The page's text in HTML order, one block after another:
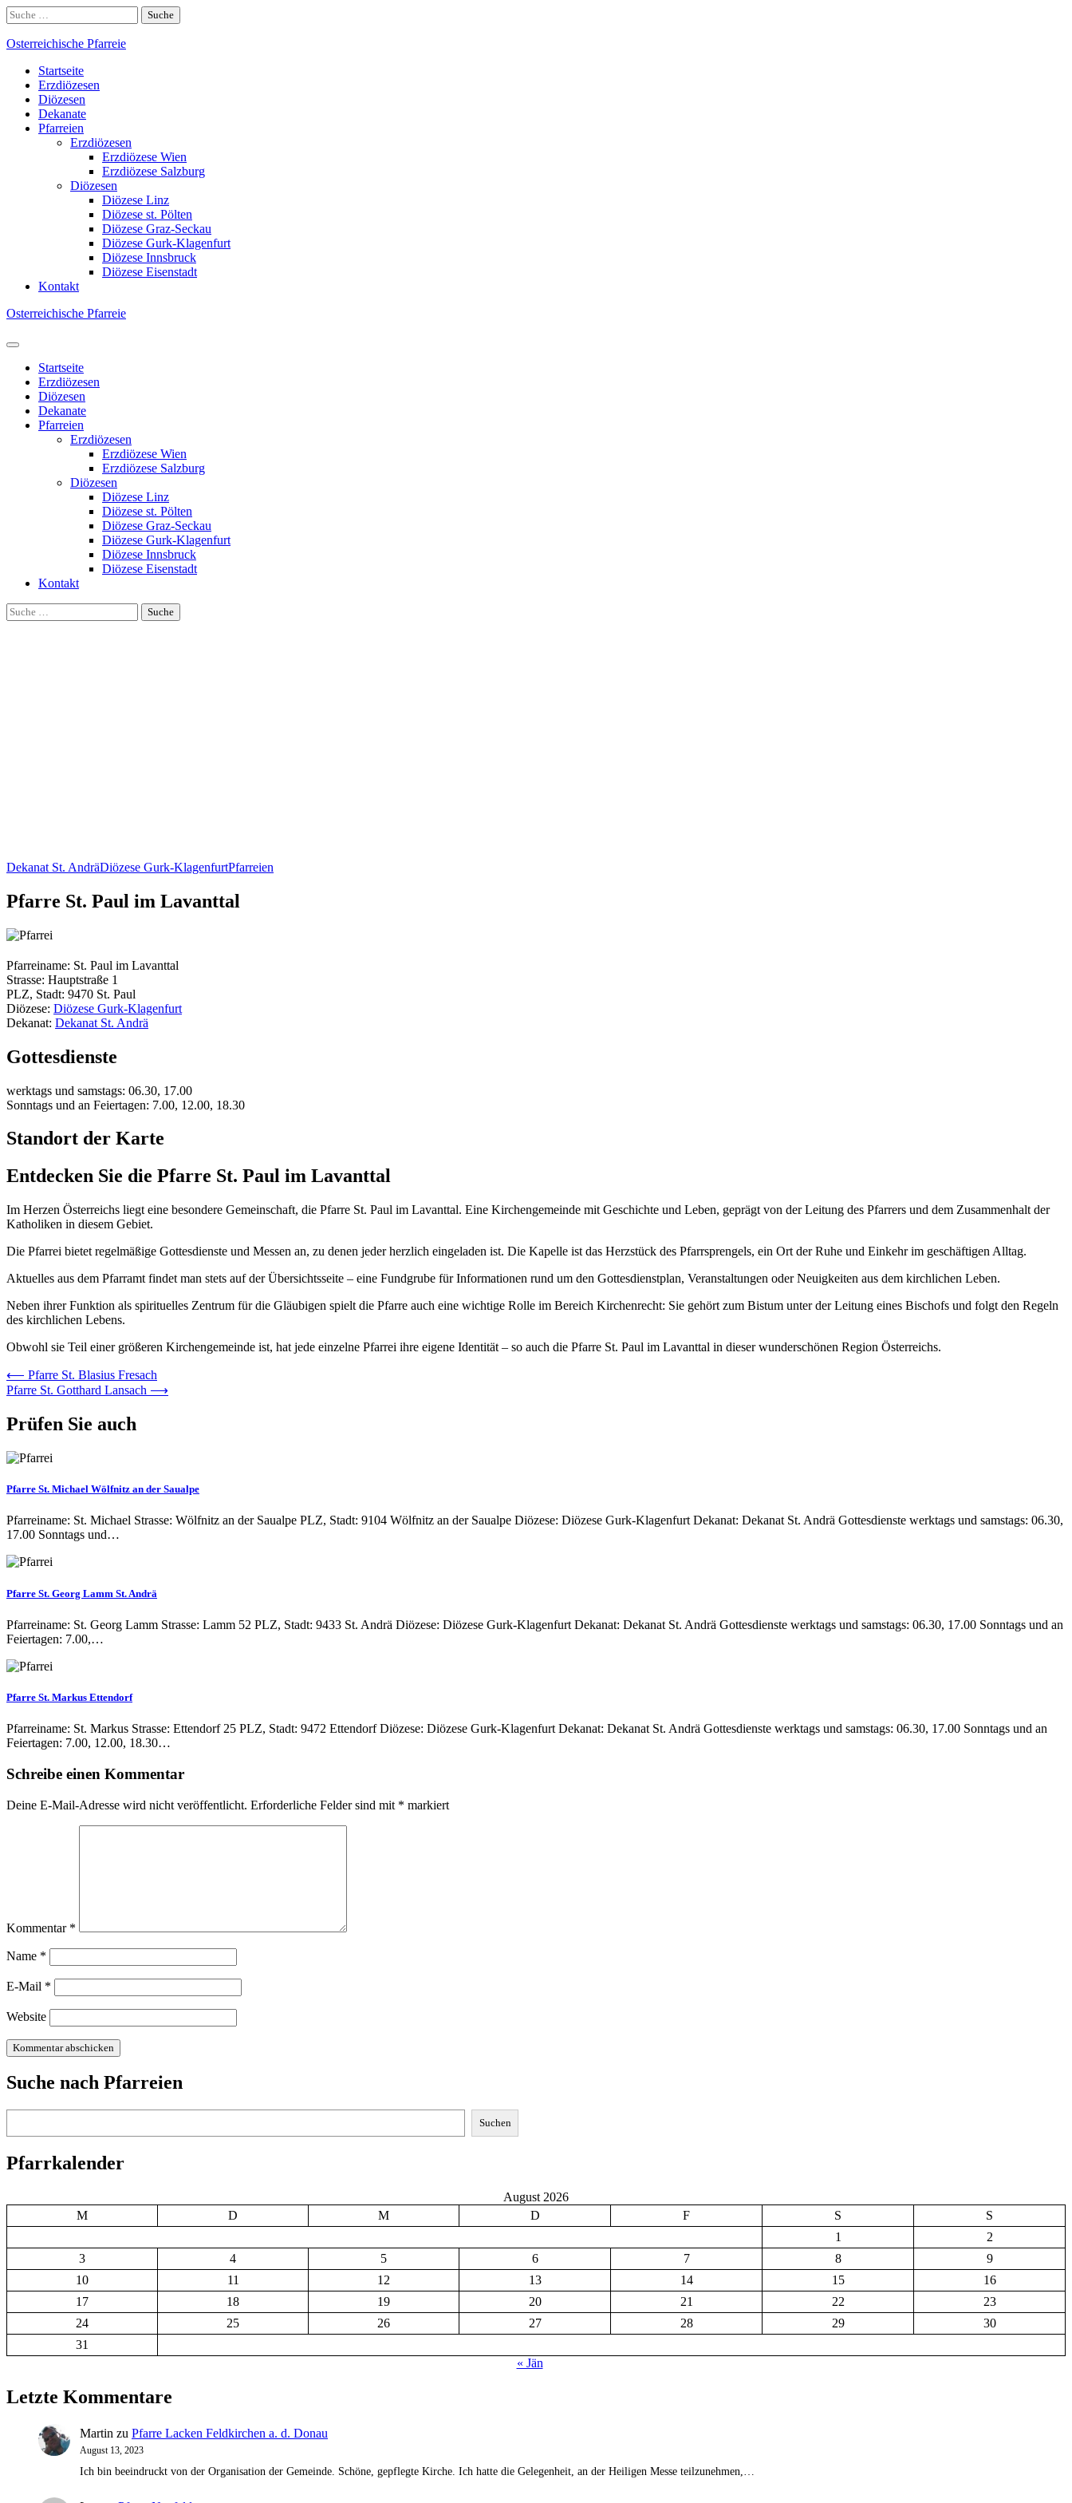
Skip
to
content
Suche
nach:
Osterreichische Pfarreie
Startseite
Erzdiözesen
Diözesen
Dekanate
Pfarreien
Erzdiözesen
Erzdiözese Wien
Erzdiözese Salzburg
Diözesen
Diözese Linz
Diözese st. Pölten
Diözese Graz-Seckau
Diözese Gurk-Klagenfurt
Diözese Innsbruck
Diözese Eisenstadt
Kontakt
Osterreichische Pfarreie
Startseite
Erzdiözesen
Diözesen
Dekanate
Pfarreien
Erzdiözesen
Erzdiözese Wien
Erzdiözese Salzburg
Diözesen
Diözese Linz
Diözese st. Pölten
Diözese Graz-Seckau
Diözese Gurk-Klagenfurt
Diözese Innsbruck
Diözese Eisenstadt
Kontakt
Suche
nach:
Dekanat St. AndräDiözese Gurk-KlagenfurtPfarreien
Pfarre St. Paul im Lavanttal
Pfarreiname: St. Paul im Lavanttal
Strasse: Hauptstraße 1
PLZ, Stadt: 9470 St. Paul
Diözese: Diözese Gurk-Klagenfurt
Dekanat: Dekanat St. Andrä
Gottesdienste
werktags und samstags: 06.30, 17.00
Sonntags und an Feiertagen: 7.00, 12.00, 18.30
Standort der Karte
Entdecken Sie die Pfarre St. Paul im Lavanttal
Im Herzen Österreichs liegt eine besondere Gemeinschaft, die Pfarre St. Paul im Lavanttal. Eine Kirchengemeinde mit Geschichte und Leben, geprägt von der Leitung des Pfarrers und dem Zusammenhalt der
Katholiken in diesem Gebiet.
Die Pfarrei bietet regelmäßige Gottesdienste und Messen an, zu denen jeder herzlich eingeladen ist. Die Kapelle ist das Herzstück des Pfarrsprengels, ein Ort der Ruhe und Einkehr im geschäftigen Alltag.
Aktuelles aus dem Pfarramt findet man stets auf der Übersichtsseite – eine Fundgrube für Informationen rund um den Gottesdienstplan, Veranstaltungen oder Neuigkeiten aus dem kirchlichen Leben.
Neben ihrer Funktion als spirituelles Zentrum für die Gläubigen spielt die Pfarre auch eine wichtige Rolle im Bereich Kirchenrecht: Sie gehört zum Bistum unter der Leitung eines Bischofs und folgt den Regeln
des kirchlichen Lebens.
Obwohl sie Teil einer größeren Kirchengemeinde ist, hat jede einzelne Pfarrei ihre eigene Identität – so auch die Pfarre St. Paul im Lavanttal in dieser wunderschönen Region Österreichs.
Beitrags-
Navigation
⟵ Pfarre St. Blasius Fresach
Pfarre St. Gotthard Lansach ⟶
Prüfen Sie auch
Pfarre St. Michael Wölfnitz an der Saualpe
Pfarreiname: St. Michael Strasse: Wölfnitz an der Saualpe PLZ, Stadt: 9104 Wölfnitz an der Saualpe Diözese: Diözese Gurk-Klagenfurt Dekanat: Dekanat St. Andrä Gottesdienste werktags und samstags: 06.30,
17.00 Sonntags und…
Pfarre St. Georg Lamm St. Andrä
Pfarreiname: St. Georg Lamm Strasse: Lamm 52 PLZ, Stadt: 9433 St. Andrä Diözese: Diözese Gurk-Klagenfurt Dekanat: Dekanat St. Andrä Gottesdienste werktags und samstags: 06.30, 17.00 Sonntags und an
Feiertagen: 7.00,…
Pfarre St. Markus Ettendorf
Pfarreiname: St. Markus Strasse: Ettendorf 25 PLZ, Stadt: 9472 Ettendorf Diözese: Diözese Gurk-Klagenfurt Dekanat: Dekanat St. Andrä Gottesdienste werktags und samstags: 06.30, 17.00 Sonntags und an
Feiertagen: 7.00, 12.00, 18.30…
Schreibe einen Kommentar
Deine E-Mail-Adresse wird nicht veröffentlicht. Erforderliche Felder sind mit * markiert
Kommentar *
Name *
E-Mail *
Website
Suche nach Pfarreien
Suchen
Pfarrkalender
August 2026
M
D M D F S
S
1
2
3
4 5 6 7 8
9
10
11 12 13 14 15
16
17
18 19 20 21 22
23
24
25 26 27 28 29
30
31
« Jän
Letzte Kommentare
Martin zu Pfarre Lacken Feldkirchen a. d. Donau
August 13, 2023
Ich bin beeindruckt von der Organisation der Gemeinde. Schöne, gepflegte Kirche. Ich hatte die Gelegenheit, an der Heiligen Messe teilzunehmen,…